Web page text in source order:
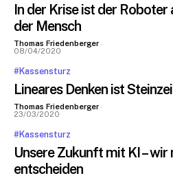
In der Krise ist der Roboter
der Mensch
Thomas Friedenberger -
08/04/2020
#Kassensturz
Lineares Denken ist
Thomas Friedenberger -
23/03/2020
#Kassensturz
Unsere Zukunft mit KI – wir
entscheiden